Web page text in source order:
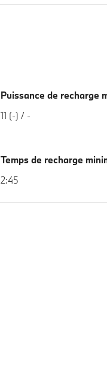
Puissance de recharge
11 (-) / -
Temps de recharge
2:45